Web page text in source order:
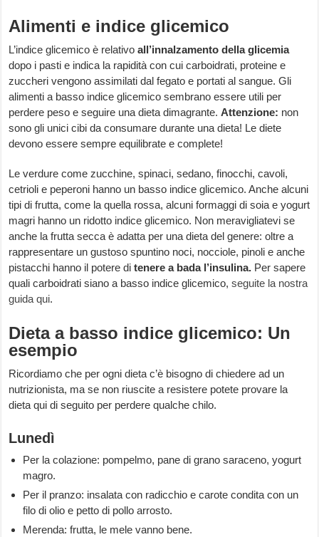
Alimenti e indice glicemico
L’indice glicemico è relativoall’innalzamento della glicemia
dopo i pasti e indica la rapidità con cui carboidrati, proteine e
zuccheri vengono assimilati dal fegato e portati al sangue. Gli
alimenti a basso indice glicemico sembrano essere utili per
perdere peso e seguire una dieta dimagrante.Attenzione: non
sono gli unici cibi da consumare durante una dieta! Le diete
devono essere sempre equilibrate e complete!
Le verdure come zucchine, spinaci, sedano, finocchi, cavoli,
cetrioli e peperoni hanno un basso indice glicemico. Anche alcuni
tipi di frutta, come la quella rossa, alcuni formaggi di soia e yogurt
magri hanno un ridotto indice glicemico. Non meravigliatevi se
anche la frutta secca è adatta per una dieta del genere: oltre a
rappresentare un gustoso spuntino noci, nocciole, pinoli e anche
pistacchi hanno il potere ditenere a bada l’insulina. Per sapere
quali carboidrati siano a basso indice glicemico,seguite la nostra
guida qui.
Dieta a basso indice glicemico: Un
esempio
Ricordiamo che per ogni dieta c’è bisogno di chiedere ad un
nutrizionista, ma se non riuscite a resistere potete provare la
dieta qui di seguito per perdere qualche chilo.
Lunedì
Per la colazione: pompelmo, pane di grano saraceno, yogurt
magro.
Per il pranzo: insalata con radicchio e carote condita con un
filo di olio e petto di pollo arrosto.
Merenda: frutta, le mele vanno bene.